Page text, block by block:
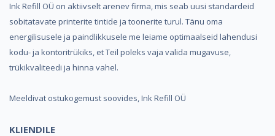
Ink Refill OÜ on aktiivselt arenev firma, mis seab uusi standardeid
sobitatavate printerite tintide ja toonerite turul. Tänu oma
energilisusele ja paindlikkusele me leiame optimaalseid lahendusi
kodu- ja kontoritrükiks, et Teil poleks vaja valida mugavuse,
trükikvaliteedi ja hinna vahel.
Meeldivat ostukogemust soovides, Ink Refill OÜ
KLIENDILE